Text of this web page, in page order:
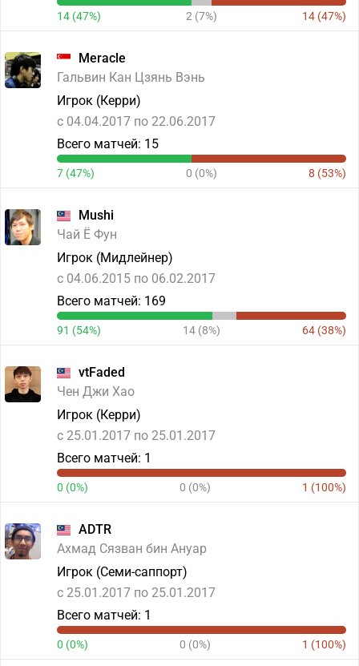
14 (47%) 2 (7%) 14 (47%)
Meracle
Гальвин Кан Цзянь Вэнь
Игрок (Керри)
c 04.04.2017 по 22.06.2017
Всего матчей: 15
7 (47%) 0 (0%) 8 (53%)
Mushi
Чай Ё Фун
Игрок (Мидлейнер)
c 04.06.2015 по 06.02.2017
Всего матчей: 169
91 (54%) 14 (8%) 64 (38%)
vtFaded
Чен Джи Хао
Игрок (Керри)
c 25.01.2017 по 25.01.2017
Всего матчей: 1
0 (0%) 0 (0%) 1 (100%)
ADTR
Ахмад Сязван бин Ануар
Игрок (Семи-саппорт)
c 25.01.2017 по 25.01.2017
Всего матчей: 1
0 (0%) 0 (0%) 1 (100%)